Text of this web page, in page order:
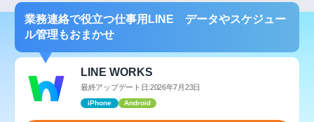
業務連絡で役立つ仕事用LINE データやスケジュー
ル管理もおまかせ
LINE WORKS
最終アップデート日:2026年7月23日
iPhone Android